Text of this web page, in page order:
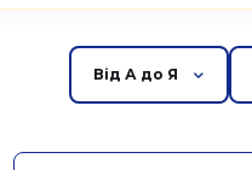
Від А до Я